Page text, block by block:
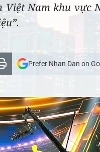
Nam khu vực
Prefer Nhan Dan on